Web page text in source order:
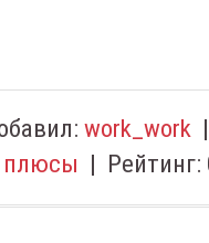
: work_work
плюсы | Рейтинг: